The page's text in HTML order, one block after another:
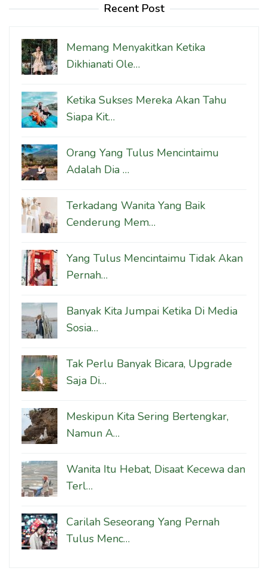
Recent Post
Memang Menyakitkan Ketika
Dikhianati Ole…
Ketika Sukses Mereka Akan Tahu
Siapa Kit…
Orang Yang Tulus Mencintaimu
Adalah Dia …
Terkadang Wanita Yang Baik
Cenderung Mem…
Yang Tulus Mencintaimu Tidak Akan
Pernah…
Banyak Kita Jumpai Ketika Di Media
Sosia…
Tak Perlu Banyak Bicara, Upgrade
Saja Di…
Meskipun Kita Sering Bertengkar,
Namun A…
Wanita Itu Hebat, Disaat Kecewa dan
Terl…
Carilah Seseorang Yang Pernah
Tulus Menc…